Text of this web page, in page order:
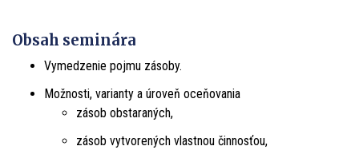
Obsah seminára
Vymedzenie pojmu zásoby.
Možnosti, varianty a úroveň oceňovania
zásob obstaraných,
zásob vytvorených vlastnou činnosťou,